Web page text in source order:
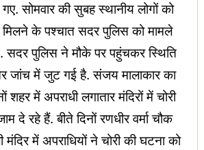
सोमवार की सुबह स्थानीय लोगों को
मिलने के पश्चात सदर पुलिस को मामले
सदर पुलिस ने मौके पर पहुंचकर स्थिति
जांच में जुट गई है. संजय मालाकार का
शहर में अपराधी लगातार मंदिरों में चोरी
दे रहे हैं. बीते दिनों रणधीर वर्मा चौक
में अपराधियों ने चोरी की घटना को